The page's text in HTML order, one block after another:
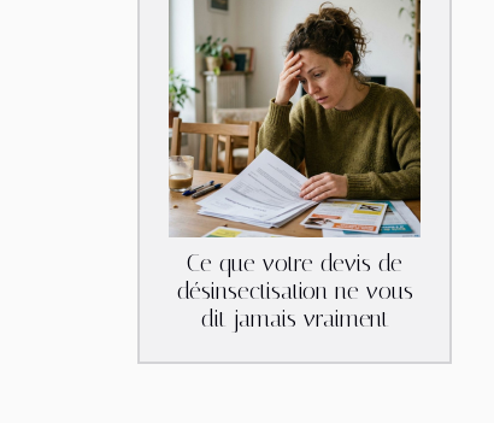
Ce que votre devis de
désinsectisation ne vous
dit jamais vraiment